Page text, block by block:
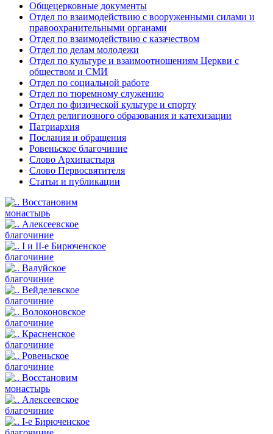
Общецерковные документы
Отдел по взаимодействию с вооруженными силами и
правоохранительными органами
Отдел по взаимодействию с казачеством
Отдел по делам молодежи
Отдел по культуре и взаимоотношениям Церкви с
обществом и СМИ
Отдел по социальной работе
Отдел по тюремному служению
Отдел по физической культуре и спорту
Отдел религиозного образования и катехизации
Патриархия
Послания и обращения
Ровеньское благочиние
Слово Архипастыря
Слово Первосвятителя
Статьи и публикации
Восстановим
монастырь
Алексеевское
благочиние
I и II-е Бирюченское
благочиние
Валуйское
благочиние
Вейделевское
благочиние
Волоконовское
благочиние
Красненское
благочиние
Ровеньское
благочиние
Восстановим
монастырь
Алексеевское
благочиние
I-е Бирюченское